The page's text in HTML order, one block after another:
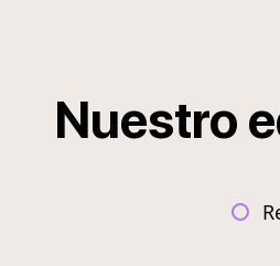
Nuestro